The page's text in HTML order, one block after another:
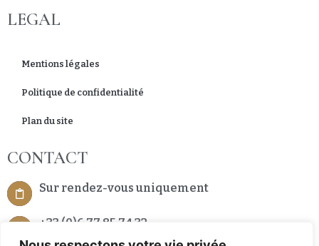
LEGAL
Mentions légales
Politique de confidentialité
Plan du site
CONTACT
Sur rendez-vous uniquement
+33 (0)6 77 85 74 32